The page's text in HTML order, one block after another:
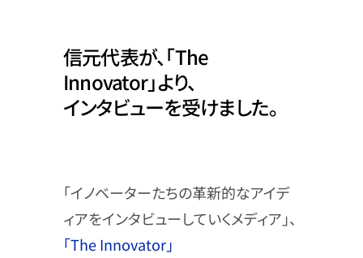
信元代表が、「The
Innovator」より、
インタビューを受けました。
「イノベーターたちの革新的なアイデ
ィアをインタビューしていくメディア」、
「The Innovator」